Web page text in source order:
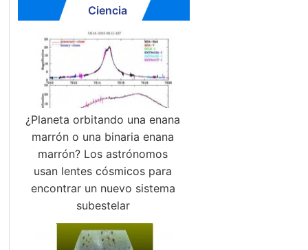
Ciencia
¿Planeta orbitando una enana
marrón o una binaria enana
marrón? Los astrónomos
usan lentes cósmicos para
encontrar un nuevo sistema
subestelar